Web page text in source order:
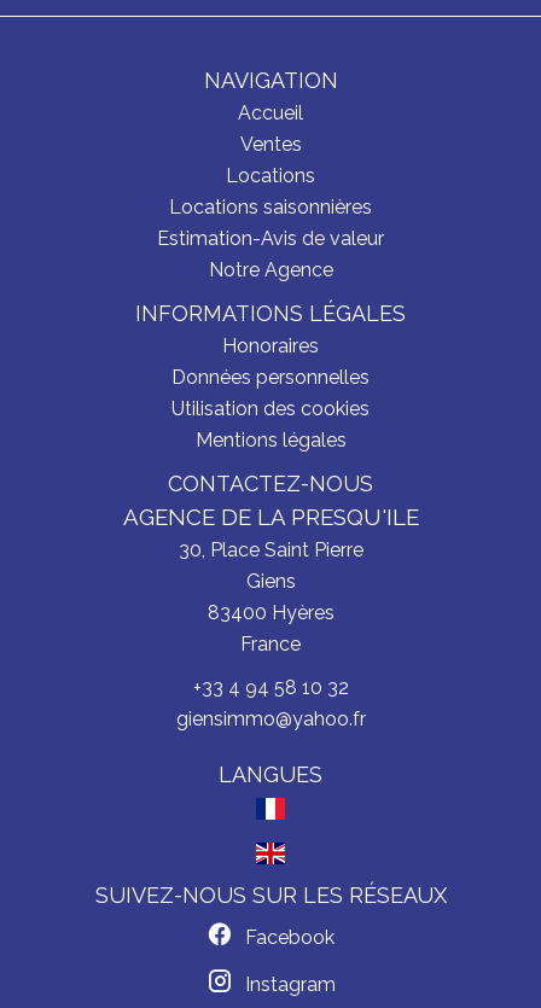
NAVIGATION
Accueil
Ventes
Locations
Locations saisonnières
Estimation-Avis de valeur
Notre Agence
INFORMATIONS LÉGALES
Honoraires
Données personnelles
Utilisation des cookies
Mentions légales
CONTACTEZ-NOUS
AGENCE DE LA PRESQU'ILE
30, Place Saint Pierre
Giens
83400 Hyères
France
+33 4 94 58 10 32
giensimmo@yahoo.fr
LANGUES
SUIVEZ-NOUS SUR LES RÉSEAUX
Facebook
Instagram